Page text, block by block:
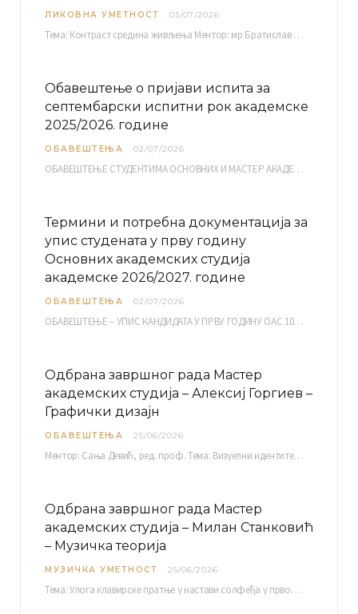
ЛИКОВНА УМЕТНОСТ 03/07/2026
Тема: Контраст средина живљења Ментор: мр Братислав Башић, редовни професор Среда, 08.07.2026. у…
Обавештење о пријави испита за
септембарски испитни рок академске
2025/2026. године
ОБАВЕШТЕЊА 02/07/2026
ОБАВЕШТЕЊЕ СТУДЕНТИМА ОСНОВНИХ И МАСТЕР АКАДЕМСКИХ СТУДИЈА ЕЛЕКТРОНСКА ПРИЈАВА ИСПИТА за септембарски испитни рок за…
Термини и потребна документација за
упис студената у прву годину
Основних академских студија
академске 2026/2027. године
ОБАВЕШТЕЊА 02/07/2026
ОБАВЕШТЕЊЕ – УПИС КАНДИДАТА У ПРВУ ГОДИНУ ОАС 10, 13, 14, 15. и…
Одбрана завршног рада Мастер
академских студија – Алексиј Горгиев –
Графички дизајн
ОБАВЕШТЕЊА 25/06/2026
Ментор: Сања Девић, ред. проф. Тема: Визуелни идентитет линије нутриционистичких производа Vita+: Од амбалаже до мултимедијалне комуникације Петак, 03. 07.…
Одбрана завршног рада Мастер
академских студија – Милан Станковић
– Музичка теорија
МУЗИЧКА УМЕТНОСТ 25/06/2026
Тема: Улога клавирске пратње у настави солфеђа у првом циклусу основне музичке школе Ментор…